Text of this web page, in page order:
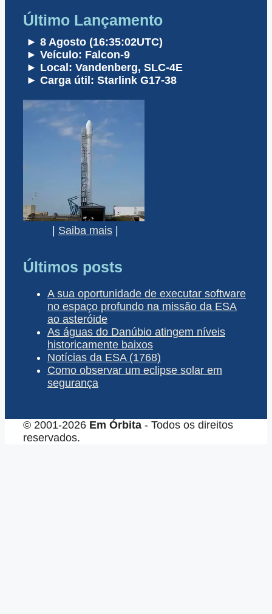
Último Lançamento
► 8 Agosto (16:35:02UTC)
► Veículo: Falcon-9
► Local: Vandenberg, SLC-4E
► Carga útil: Starlink G17-38
| Saiba mais |
Últimos posts
A sua oportunidade de executar software
no espaço profundo na missão da ESA
ao asteróide
As águas do Danúbio atingem níveis
historicamente baixos
Notícias da ESA (1768)
Como observar um eclipse solar em
segurança
© 2001-2026 Em Órbita - Todos os direitos
reservados.